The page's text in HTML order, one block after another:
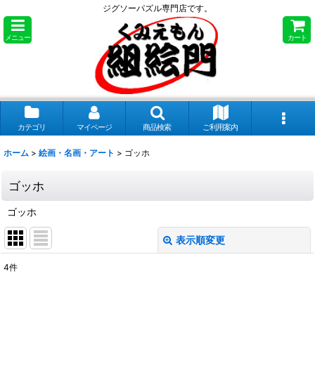
ジグソーパズル専門店です。
メニュー カート
カテゴリ マイページ 商品検索 ご利用案内
ホーム > 絵画・名画・アート > ゴッホ
ゴッホ
ゴッホ
表示順変更
4件